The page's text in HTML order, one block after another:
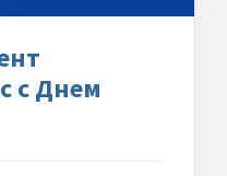
с Днем